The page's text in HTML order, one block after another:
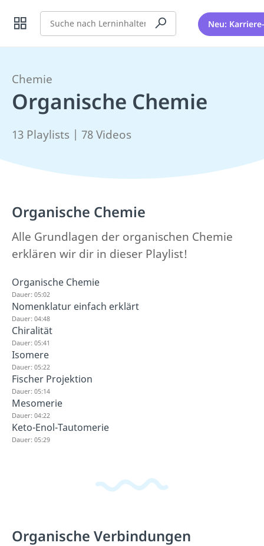
Suche Neu:
Chemie
Organische Chemie
13 Playlists | 78 Videos
Organische Chemie
Alle Grundlagen der organischen Chemie
erklären wir dir in dieser Playlist!
Organische Chemie
Dauer: 05:02
Nomenklatur einfach erklärt
Dauer: 04:48
Chiralität
Dauer: 05:41
Isomere
Dauer: 05:22
Fischer Projektion
Dauer: 05:14
Mesomerie
Dauer: 04:22
Keto-Enol-Tautomerie
Dauer: 05:29
Organische Verbindungen